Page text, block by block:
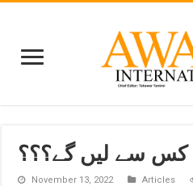
کس سے لیں گے؟؟؟
November 13, 2022 Articles